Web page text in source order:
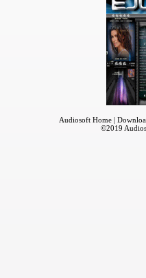
Audiosoft Home|
©2019